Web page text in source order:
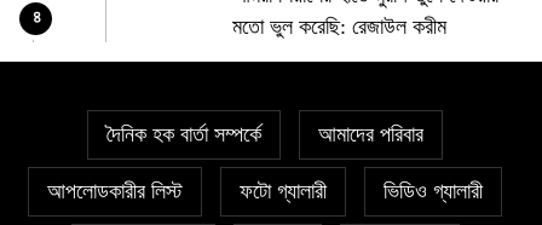
মতো ভুল করেছি: রেজাউল করীম
৪
সেটা কোনো ডকুমেন্টারি ই নয়; ভারপ্রাপ্ত
রাষ্ট্রপতি
দৈনিক হক বার্তা সম্পর্কে আমাদের পরিবার
আপলোডকারীর লিস্ট ফটো গ্যালারী ভিডিও গ্যালারী